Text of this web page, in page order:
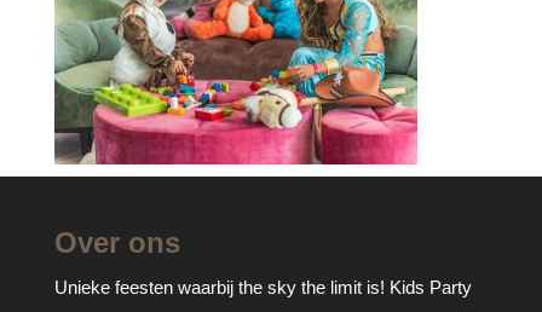
Over ons
Unieke feesten waarbij the sky the limit is! Kids Party